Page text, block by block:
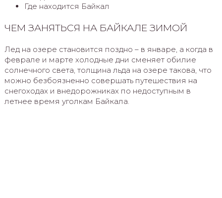
Где находится Байкал
ЧЕМ ЗАНЯТЬСЯ НА БАЙКАЛЕ ЗИМОЙ
Лед на озере становится поздно – в январе, а когда в
феврале и марте холодные дни сменяет обилие
солнечного света, толщина льда на озере такова, что
можно безбоязненно совершать путешествия на
снегоходах и внедорожниках по недоступным в
летнее время уголкам Байкала.